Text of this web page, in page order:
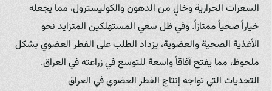
السعرات الحرارية وخالٍ من الدهون والكوليسترول، مما يجعله
خياراً صحياً ممتازاً. وفي ظل سعي المستهلكين المتزايد نحو
الأغذية الصحية والعضوية، يزداد الطلب على الفطر العضوي بشكل
ملحوظ، مما يفتح آفاقاً واسعة للتوسع في زراعته في العراق.
التحديات التي تواجه إنتاج الفطر العضوي في العراق